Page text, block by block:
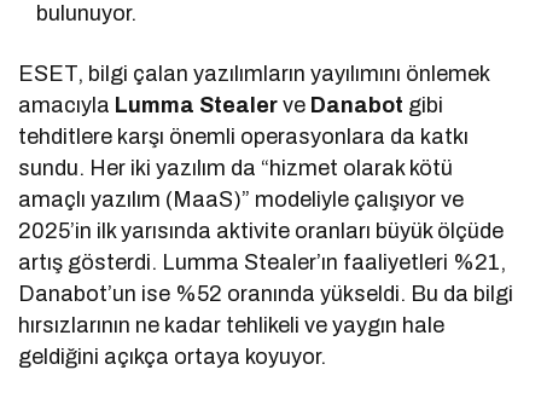
bulunuyor.
ESET, bilgi çalan yazılımların yayılımını önlemek
amacıyla Lumma Stealer ve Danabot gibi
tehditlere karşı önemli operasyonlara da katkı
sundu. Her iki yazılım da “hizmet olarak kötü
amaçlı yazılım (MaaS)” modeliyle çalışıyor ve
2025’in ilk yarısında aktivite oranları büyük ölçüde
artış gösterdi. Lumma Stealer’ın faaliyetleri %21,
Danabot’un ise %52 oranında yükseldi. Bu da bilgi
hırsızlarının ne kadar tehlikeli ve yaygın hale
geldiğini açıkça ortaya koyuyor.